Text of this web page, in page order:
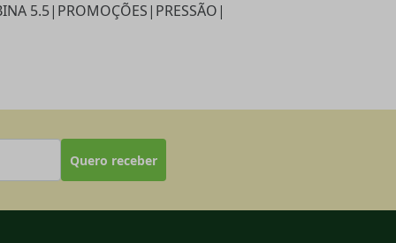
5.5| PROMOÇÕES| PRESSÃO|
Quero receber